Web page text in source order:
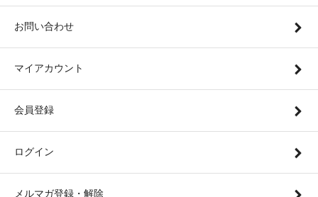
お問い合わせ
マイアカウント
会員登録
ログイン
メルマガ登録・解除